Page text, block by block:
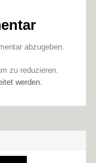
abzugeben.
zu reduzieren.
werden.